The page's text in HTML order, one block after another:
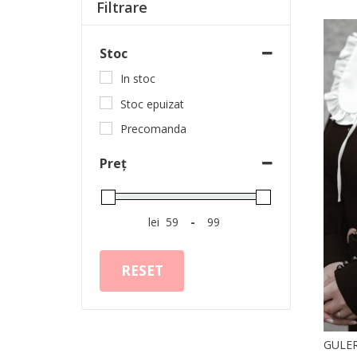
Filtrare
Stoc
In stoc
Stoc epuizat
Precomanda
Preț
lei -
RESET